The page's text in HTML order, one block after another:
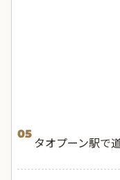
05
タオプーン駅で